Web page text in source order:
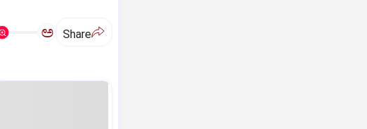
ಅ Share